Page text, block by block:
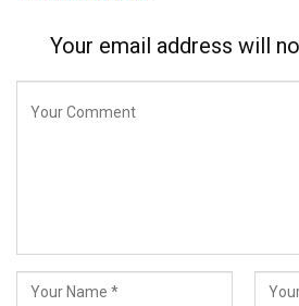
Your email address will